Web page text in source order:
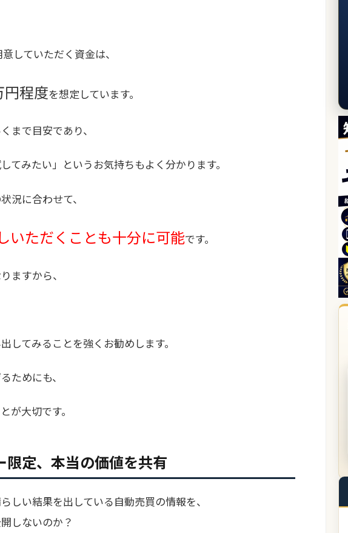
していただく資金は、
円程度を想定しています。
まで目安であり、
てみたい」というお気持ちもよく分かります。
況に合わせて、
いただくことも十分に可能です。
ますから、
してみることを強くお勧めします。
ためにも、
が大切です。
限定、本当の価値を共有
しい結果を出している自動売買の情報を、
しないのか？